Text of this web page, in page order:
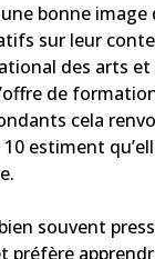
bonne
sur leur
des arts
de
cela
estiment
souvent